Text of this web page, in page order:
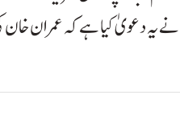
نے یہ دعویٰ کیا ہے کہ عمران